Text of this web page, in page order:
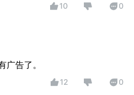
10 0
广告了。
12 0